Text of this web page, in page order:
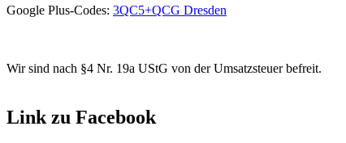
Google Plus-Codes: 3QC5+QCG Dresden
Wir sind nach §4 Nr. 19a UStG von der Umsatzsteuer befreit.
Link zu Facebook